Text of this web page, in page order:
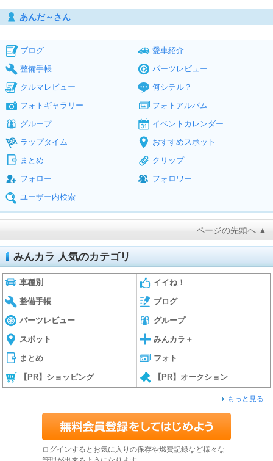
あんだ～さん
ブログ
愛車紹介
整備手帳
パーツレビュー
クルマレビュー
何シテル？
フォトギャラリー
フォトアルバム
グループ
イベントカレンダー
ラップタイム
おすすめスポット
まとめ
クリップ
フォロー
フォロワー
ユーザー内検索
ページの先頭へ ▲
みんカラ 人気のカテゴリ
車種別 イイね！
整備手帳 ブログ
パーツレビュー グループ
スポット みんカラ＋
まとめ フォト
【PR】ショッピング 【PR】オークション
もっと見る
ログインするとお気に入りの保存や燃費記録など様々な